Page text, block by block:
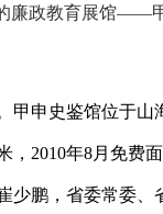
廉政教育展馆——
甲申史鉴馆位于山
， 2010年8月免费
少鹏，省委常委